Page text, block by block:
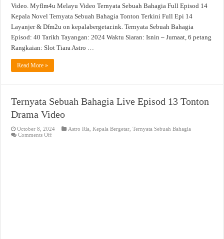
Video. Myflm4u Melayu Video Ternyata Sebuah Bahagia Full Episod 14
Kepala Novel Ternyata Sebuah Bahagia Tonton Terkini Full Epi 14
Layanjer & Dfm2u on kepalabergetar.ink. Ternyata Sebuah Bahagia
Episod: 40 Tarikh Tayangan: 2024 Waktu Siaran: Isnin – Jumaat, 6 petang
Rangkaian: Slot Tiara Astro …
Read More »
Ternyata Sebuah Bahagia Live Episod 13 Tonton
Drama Video
October 8, 2024 Astro Ria ,Kepala Bergetar ,Ternyata Sebuah Bahagia
Comments Offon